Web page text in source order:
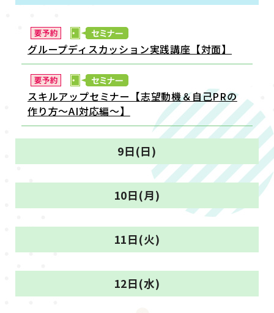
グループディスカッション実践講座【対面】
スキルアップセミナー【志望動機＆自己PRの
作り方～AI対応編～】
9日(日)
10日(月)
11日(火)
12日(水)